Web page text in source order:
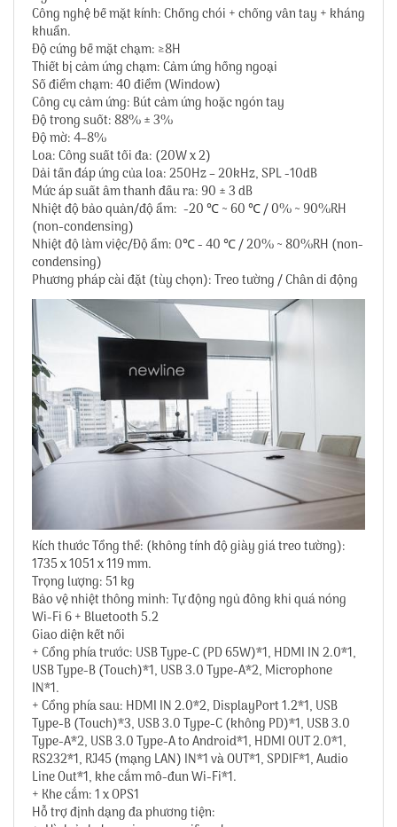
Công nghệ bề mặt kính: Chống chói + chống vân tay + kháng
khuẩn.
Độ cứng bề mặt chạm: ≥8H
Thiết bị cảm ứng chạm: Cảm ứng hồng ngoại
Số điểm chạm: 40 điểm (Window)
Công cụ cảm ứng: Bút cảm ứng hoặc ngón tay
Độ trong suốt: 88% ± 3%
Độ mờ: 4–8%
Loa: Công suất tối đa: (20W x 2)
Dải tần đáp ứng của loa: 250Hz – 20kHz, SPL -10dB
Mức áp suất âm thanh đầu ra: 90 ± 3 dB
Nhiệt độ bảo quản/độ ẩm: -20 ℃ ~ 60 ℃ / 0% ~ 90%RH
(non-condensing)
Nhiệt độ làm việc/Độ ẩm: 0℃ - 40 ℃ / 20% ~ 80%RH (non-
condensing)
Phương pháp cài đặt (tùy chọn): Treo tường / Chân di động
Kích thước Tổng thể: (không tính độ giày giá treo tường):
1735 x 1051 x 119 mm.
Trọng lượng: 51 kg
Bảo vệ nhiệt thông minh: Tự động ngủ đông khi quá nóng
Wi-Fi 6 + Bluetooth 5.2
Giao diện kết nối
+ Cổng phía trước: USB Type-C (PD 65W)*1, HDMI IN 2.0*1,
USB Type-B (Touch)*1, USB 3.0 Type-A*2, Microphone
IN*1.
+ Cổng phía sau: HDMI IN 2.0*2, DisplayPort 1.2*1, USB
Type-B (Touch)*3, USB 3.0 Type-C (không PD)*1, USB 3.0
Type-A*2, USB 3.0 Type-A to Android*1, HDMI OUT 2.0*1,
RS232*1, RJ45 (mạng LAN) IN*1 và OUT*1, SPDIF*1, Audio
Line Out*1, khe cắm mô-đun Wi-Fi*1.
+ Khe cắm: 1 x OPS1
Hỗ trợ định dạng đa phương tiện: